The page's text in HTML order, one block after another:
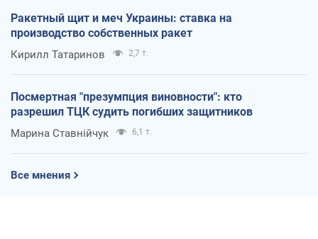
Ракетный щит и меч Украины: ставка на
производство собственных ракет
Кирилл Татаринов 2,7 т.
Посмертная "презумпция виновности": кто
разрешил ТЦК судить погибших защитников
Марина Ставнійчук 6,1 т.
Все мнения